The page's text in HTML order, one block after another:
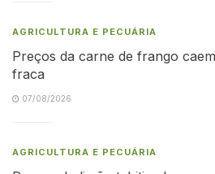
AGRICULTURA E PECUÁRIA
Preços da carne de frango
fraca
07/08/2026
AGRICULTURA E PECUÁRIA